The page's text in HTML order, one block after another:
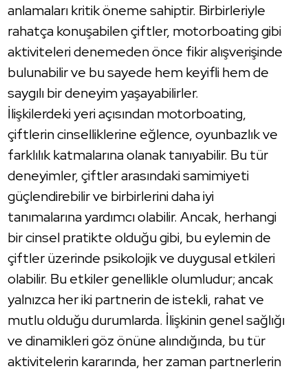
anlamaları kritik öneme sahiptir. Birbirleriyle
rahatça konuşabilen çiftler, motorboating gibi
aktiviteleri denemeden önce fikir alışverişinde
bulunabilir ve bu sayede hem keyifli hem de
saygılı bir deneyim yaşayabilirler.
İlişkilerdeki yeri açısından motorboating,
çiftlerin cinselliklerine eğlence, oyunbazlık ve
farklılık katmalarına olanak tanıyabilir. Bu tür
deneyimler, çiftler arasındaki samimiyeti
güçlendirebilir ve birbirlerini daha iyi
tanımalarına yardımcı olabilir. Ancak, herhangi
bir cinsel pratikte olduğu gibi, bu eylemin de
çiftler üzerinde psikolojik ve duygusal etkileri
olabilir. Bu etkiler genellikle olumludur; ancak
yalnızca her iki partnerin de istekli, rahat ve
mutlu olduğu durumlarda. İlişkinin genel sağlığı
ve dinamikleri göz önüne alındığında, bu tür
aktivitelerin kararında, her zaman partnerlerin